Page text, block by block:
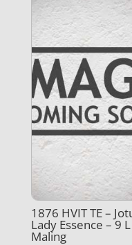
1876 HVIT TE –
Lady Essence – 9
Maling